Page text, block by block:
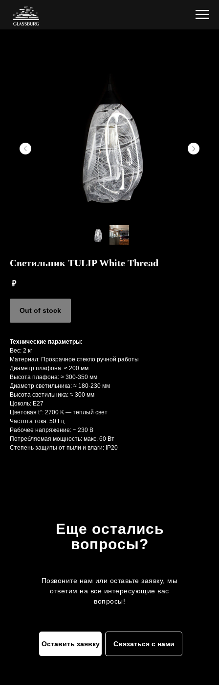
Светильник TULIP White Thread
₽
Out of stock
Технические параметры:
Вес: 2 кг
Материал: Прозрачное стекло ручной работы
Диаметр плафона: ≈ 200 мм
Высота плафона: ≈ 300-350 мм
Диаметр светильника: ≈ 180-230 мм
Высота светильника: ≈ 300 мм
Цоколь: Е27
Цветовая t°: 2700 K — теплый свет
Частота тока: 50 Гц
Рабочее напряжение: ~ 230 В
Потребляемая мощность: макс. 60 Вт
Степень защиты от пыли и влаги: IP20
Еще остались
вопросы?
Позвоните нам или оставьте заявку, мы
ответим на все интересующие вас
вопросы!
Оставить заявку Связаться с нами